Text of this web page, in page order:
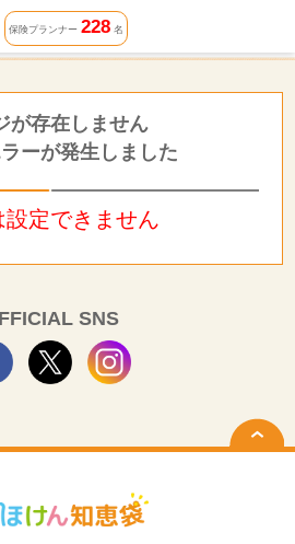
保険プランナー 228名
が存在しません
ーが発生しました
設定できません
SNS